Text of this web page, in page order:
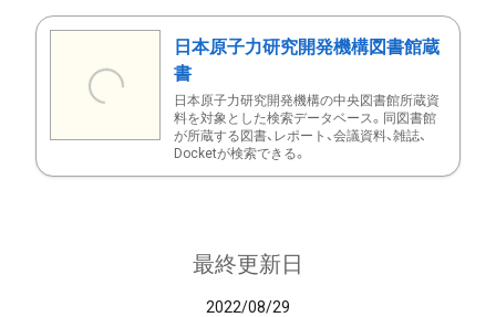
日本原子力研究開発機構図書館蔵
書
日本原子力研究開発機構の中央図書館所蔵資
料を対象とした検索データベース。同図書館
が所蔵する図書、レポート、会議資料、雑誌、
Docketが検索できる。
最終更新日
2022/08/29